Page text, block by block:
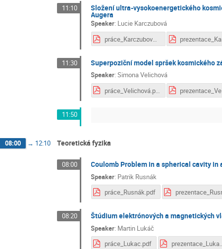
11:10 Složení ultra-vysokoenergetického
Augera
Speaker: Lucie Karczubová
práce_Karczubová.pdf
11:30 Superpoziční model spršek kosmického
Speaker:Simona Velichová
práce_Velichová.pdf
11:50
08:00 → 12:10 Teoretická fyzika
08:00 Coulomb Problem in a spherical cavity in
Speaker: Patrik Rusnák
práce_Rusnák.pdf
08:20 Štúdium elektrónových a magnetických
Speaker: Martin Lukáč
práce_Lukac.pdf